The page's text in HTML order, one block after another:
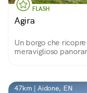
FLASH
Agira
Un borgo che
meraviglioso
47km | Aidone, EN